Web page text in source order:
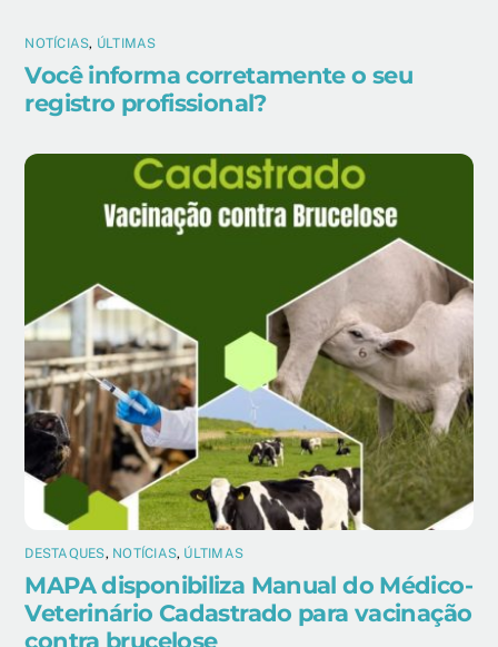
NOTÍCIAS, ÚLTIMAS
Você informa corretamente o seu
registro profissional?
DESTAQUES, NOTÍCIAS, ÚLTIMAS
MAPA disponibiliza Manual do Médico-
Veterinário Cadastrado para vacinação
contra brucelose